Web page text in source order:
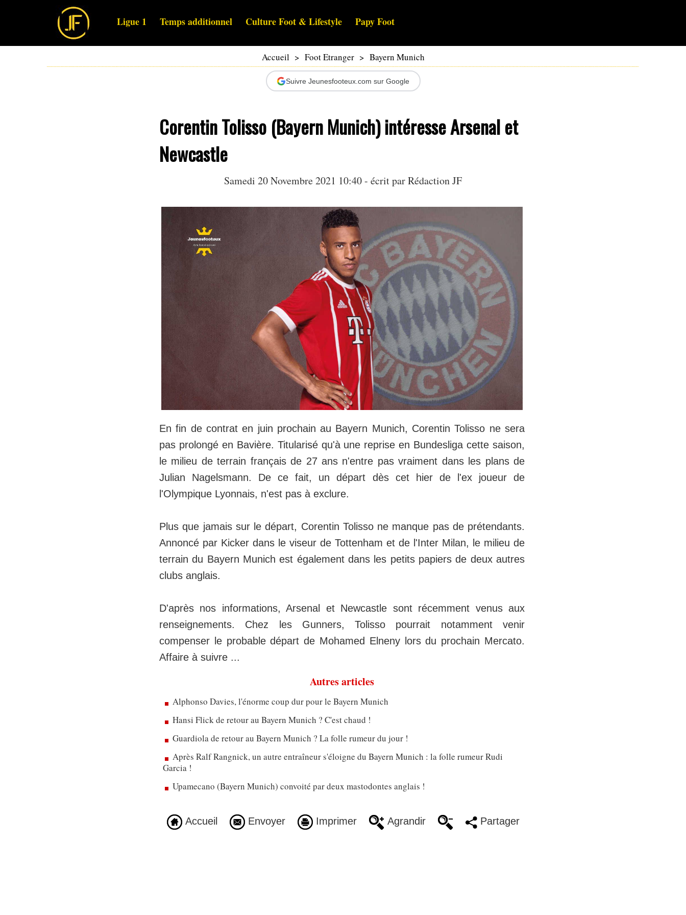
Ligue 1 Temps additionnel Culture Foot & Lifestyle Papy Foot
Accueil > Foot Etranger > Bayern Munich
Suivre Jeunesfooteux.com sur Google
Corentin Tolisso (Bayern Munich) intéresse Arsenal et
Newcastle
Samedi 20 Novembre 2021 10:40 - écrit par Rédaction JF
En fin de contrat en juin prochain au Bayern Munich, Corentin Tolisso ne sera
pas prolongé en Bavière. Titularisé qu'à une reprise en Bundesliga cette saison,
le milieu de terrain français de 27 ans n'entre pas vraiment dans les plans de
Julian Nagelsmann. De ce fait, un départ dès cet hier de l'ex joueur de
l'Olympique Lyonnais, n'est pas à exclure.
Plus que jamais sur le départ, Corentin Tolisso ne manque pas de prétendants.
Annoncé par Kicker dans le viseur de Tottenham et de l'Inter Milan, le milieu de
terrain du Bayern Munich est également dans les petits papiers de deux autres
clubs anglais.
D'après nos informations, Arsenal et Newcastle sont récemment venus aux
renseignements. Chez les Gunners, Tolisso pourrait notamment venir
compenser le probable départ de Mohamed Elneny lors du prochain Mercato.
Affaire à suivre ...
Autres articles
Alphonso Davies, l'énorme coup dur pour le Bayern Munich
Hansi Flick de retour au Bayern Munich ? C'est chaud !
Guardiola de retour au Bayern Munich ? La folle rumeur du jour !
Après Ralf Rangnick, un autre entraîneur s'éloigne du Bayern Munich : la folle rumeur Rudi
Garcia !
Upamecano (Bayern Munich) convoité par deux mastodontes anglais !
Accueil Envoyer Imprimer Agrandir Partager